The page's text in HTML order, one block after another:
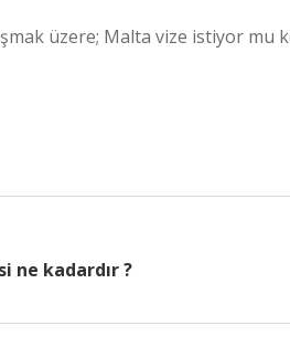
üzere; Malta vize istiyor mu
ne kadardır ?